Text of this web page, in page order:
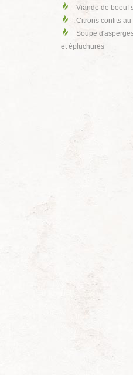
Viande de boeuf
Citrons confits
Soupe
et épluchures